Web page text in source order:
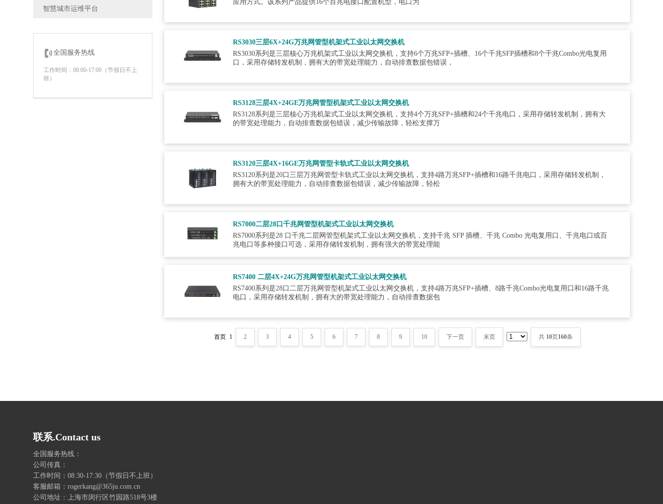
智慧城市运维平台
全国服务热线
工作时间：08:00-17:00（节假日不上
班）
应用方式。该系列产品提供16个百兆电接口配置机型，电口为
RS3030三层6X+24G万兆网管型机架式工业以太网交换机
RS3030系列是三层核心万兆机架式工业以太网交换机，支持6个万兆SFP+插槽、16个千兆SFP插槽和8个千兆Combo光电复用
口，采用存储转发机制，拥有大的带宽处理能力，自动排查数据包错误，
RS3128三层4X+24GE万兆网管型机架式工业以太网交换机
RS3128系列是三层核心万兆机架式工业以太网交换机，支持4个万兆SFP+插槽和24个千兆电口，采用存储转发机制，拥有大
的带宽处理能力，自动排查数据包错误，减少传输故障，轻松支撑万
RS3120三层4X+16GE万兆网管型卡轨式工业以太网交换机
RS3120系列是20口三层万兆网管型卡轨式工业以太网交换机，支持4路万兆SFP+插槽和16路千兆电口，采用存储转发机制，
拥有大的带宽处理能力，自动排查数据包错误，减少传输故障，轻松
RS7000二层28口千兆网管型机架式工业以太网交换机
RS7000系列是28 口千兆二层网管型机架式工业以太网交换机，支持千兆 SFP 插槽、千兆 Combo 光电复用口、千兆电口或百
兆电口等多种接口可选，采用存储转发机制，拥有强大的带宽处理能
RS7400 二层4X+24G万兆网管型机架式工业以太网交换机
RS7400系列是28口二层万兆网管型机架式工业以太网交换机，支持4路万兆SFP+插槽、8路千兆Combo光电复用口和16路千兆
电口，采用存储转发机制，拥有大的带宽处理能力，自动排查数据包
首页 1 2 3 4 5 6 7 8 9 10 下一页 末页 共 10页160条
联系.Contact us
全国服务热线：
公司传真：
工作时间：08:30-17:30（节假日不上班）
客服邮箱：rogerkang@365ju.com.cn
公司地址：上海市闵行区竹园路518号3楼